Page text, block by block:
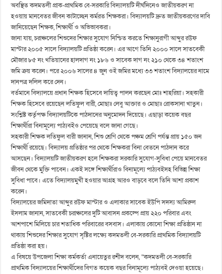
অবস্থিত কদমতলী প্রাক-প্রাথমিক বে-সরকারি বিদ্যালয়টি দীর্ঘদিনেও জাতীয়করণ না
হওয়ায় মানবেতর জীবন কাটাচ্ছেন কর্মরত শিক্ষকরা। বিদ্যালয়টি দ্রুত জাতীয়করণের দাবি
জানিয়েছেন শিক্ষক, শিক্ষার্থী ও অভিভাবকরা।
জানা যায়, চরাঞ্চলের শিশুদের শিক্ষার সুযোগ নিশ্চিত করতে শিক্ষানুরাগী আব্দুর রউফ
মাস্টার ২০০৫ সালে বিদ্যালয়টি প্রতিষ্ঠা করেন। এর আগে তিনি ২০০০ সালে সাতবেকী
মৌজার ৮৫ নং খতিয়ানের হালদাগ নং ১৮৬ ও সাবেক দাগ নং ২১০ থেকে ৩৪ শতাংশ
জমি ক্রয় করেন। পরে ২০০৬ সালের ৪ জুন ওই জমির মধ্যে ৩৩ শতাংশ বিদ্যালয়ের নামে
দানপত্র দলিল করে দেন।
বর্তমানে বিদ্যালয়ে প্রধান শিক্ষক হিসেবে দায়িত্ব পালন করছেন মোঃ শাহরিয়া। সহকারী
শিক্ষক হিসেবে রয়েছেন লতিফুল বারী, মোছাঃ লেবু আক্তার ও মোছাঃ রোকসানা খাতুন।
সংশ্লিষ্ট কর্তৃপক্ষ বিদ্যালয়টিকে পাঠদানের অনুমোদন দিয়েছে। এছাড়া কয়েক বছর
শিক্ষার্থীরা বিনামূল্যে পাঠ্যবইও পেয়েছে বলে জানা গেছে।
সহকারী শিক্ষক লতিফুল বারী জানান, শিশু শ্রেণি থেকে পঞ্চম শ্রেণি পর্যন্ত প্রায় ১৫০ জন
শিক্ষার্থী রয়েছে। বিদ্যালয় প্রতিষ্ঠার পর থেকে শিক্ষকরা বিনা বেতনে পাঠদান করে
আসছেন। বিদ্যালয়টি জাতীয়করণ হলে শিক্ষকরা সরকারি সুযোগ-সুবিধা পেয়ে মানবেতর
জীবন থেকে মুক্তি পাবেন। একই সঙ্গে শিক্ষার্থীরাও বিনামূল্যে পাঠ্যবইসহ বিভিন্ন শিক্ষা
সুবিধা পাবে। এতে বিদ্যালয়মুখী হওয়ার আগ্রহ আরও বাড়বে বলে তিনি আশা প্রকাশ
করেন।
বিদ্যালয়ের জমিদাতা আব্দুর রউফ মাস্টার ও এলাকার সাবেক ইউপি সদস্য আমিরুল
ইসলাম জানান, সাতবেকী চরাঞ্চলের দুটি আবাসন প্রকল্পে প্রায় ২২০ পরিবার এবং
আশপাশে মিলিয়ে চার শতাধিক পরিবারের বসবাস। এলাকায় কোনো শিক্ষা প্রতিষ্ঠান না
থাকায় শিশুদের শিক্ষার সুযোগ সৃষ্টির লক্ষ্যে কদমতলী বে-সরকারি প্রাথমিক বিদ্যালয়টি
প্রতিষ্ঠা করা হয়।
এ বিষয়ে উপজেলা শিক্ষা কর্মকর্তা এনায়েতুর রশীদ বলেন, “কদমতলী বে-সরকারি
প্রাথমিক বিদ্যালয়ের শিক্ষার্থীদের বিগত কয়েক বছর বিনামূল্যে পাঠ্যবই দেওয়া হয়েছে।